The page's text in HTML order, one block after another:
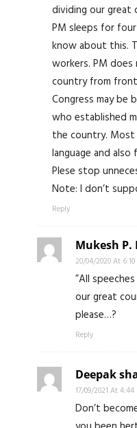
dividing our great
PM sleeps for
know about this.
workers. PM
country from
Congress may be
who established
the country.
language and
Plese stop
Note: I don’t
Reply
Mukesh P.
20/04/2020 At 6:10
”All
our great
please…?
Reply
Deepak
17/09/2021 At 4:44
Don’t